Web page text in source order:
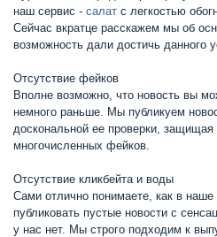
наш сервис - салат с легкостью
Сейчас вкратце расскажем мы об
возможность дали достичь данного
Отсутствие фейков
Вполне возможно, что новость вы
немного раньше. Мы публикуем
доскональной ее проверки, защищая
многочисленных фейков.
Отсутствие кликбейта и воды
Сами отлично понимаете, как в
публиковать пустые новости с
у нас нет. Мы строго подходим к